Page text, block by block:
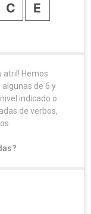
C E
atril! Hemos
de 6 y
indicado o
de verbos,